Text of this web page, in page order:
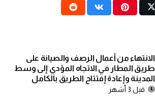
الانتهاء من أعمال الرصف والصيانة على
طريق المطار في الاتجاه المؤدي إلى وسط
المدينة وإعادة إفتتاح الطريق بالكامل
قبل 3 أشهر